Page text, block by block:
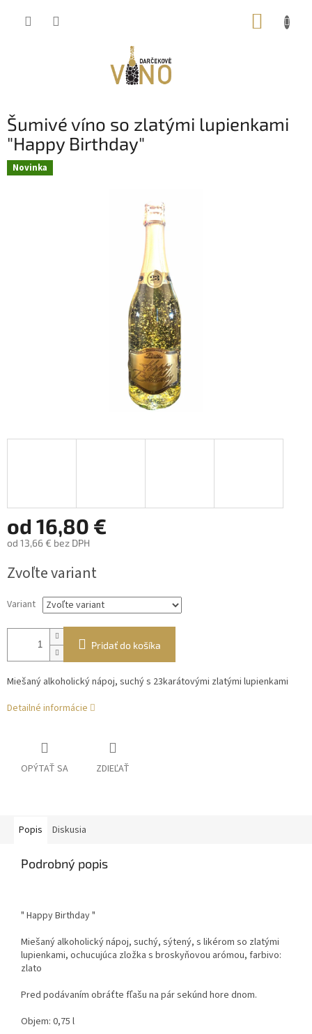
Šumivé víno so zlatými lupienkami
"Happy Birthday"
Novinka
od 16,80 €
od 13,66 € bez DPH
cena:
Zvoľte variant
Variant
Pridať do košíka
Miešaný alkoholický nápoj, suchý s 23karátovými zlatými lupienkami
Detailné informácie
OPÝTAŤ SA ZDIEĽAŤ
Popis Diskusia
Podrobný popis
" Happy Birthday "
Miešaný alkoholický nápoj, suchý, sýtený, s likérom so zlatými
lupienkami, ochucujúca zložka s broskyňovou arómou, farbivo:
zlato
Pred podávaním obráťte fľašu na pár sekúnd hore dnom.
Objem: 0,75 l